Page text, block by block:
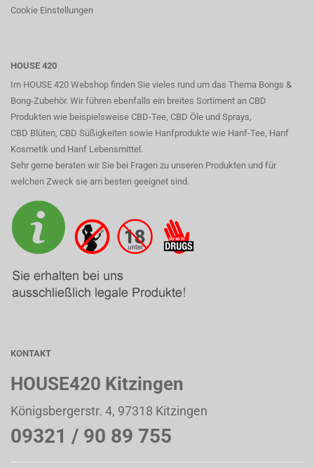
Cookie Einstellungen
HOUSE 420
Im HOUSE 420 Webshop finden Sie vieles rund um das Thema Bongs &
Bong-Zubehör. Wir führen ebenfalls ein breites Sortiment an CBD
Produkten wie beispielsweise CBD-Tee, CBD Öle und Sprays,
CBD Blüten, CBD Süßigkeiten sowie Hanfprodukte wie Hanf-Tee, Hanf
Kosmetik und Hanf Lebensmittel.
Sehr gerne beraten wir Sie bei Fragen zu unseren Produkten und für
welchen Zweck sie am besten geeignet sind.
KONTAKT
HOUSE420 Kitzingen
Königsbergerstr. 4, 97318 Kitzingen
09321 / 90 89 755